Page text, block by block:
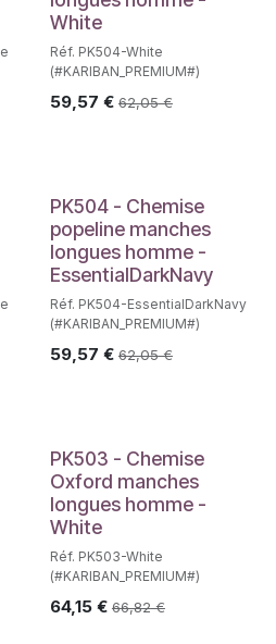
White
Réf. PK504-White
(#KARIBAN_PREMIUM#)
59,57 € 62,05€
PK504 - Chemise
popeline manches
longues homme -
EssentialDarkNavy
Réf. PK504-EssentialDarkNavy
(#KARIBAN_PREMIUM#)
59,57 € 62,05€
PK503 - Chemise
Oxford manches
longues homme -
White
Réf. PK503-White
(#KARIBAN_PREMIUM#)
64,15€ 66,82€